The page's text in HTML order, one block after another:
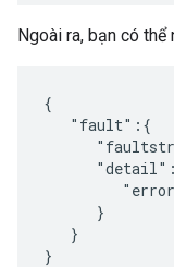
Ngoài ra, bạn có
{
   "fault":{
      }
   }
}